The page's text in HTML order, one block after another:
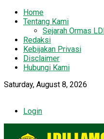
Home
Tentang Kami
Sejarah Ormas
Redaksi
Kebijakan Privasi
Disclaimer
Hubungi Kami
Saturday, August 8, 2026
Login